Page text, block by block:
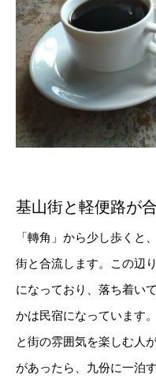
基山街と軽便路が
「轉角」から少し歩くと
街と合流します。この辺
になっており、落ち着い
かは民宿になっています
と街の雰囲気を楽しむ人
があったら、九份に一泊